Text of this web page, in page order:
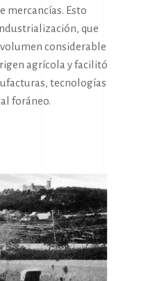
mercancías. Esto
que
considerable
agrícola y facilitó
tecnologías
foráneo.